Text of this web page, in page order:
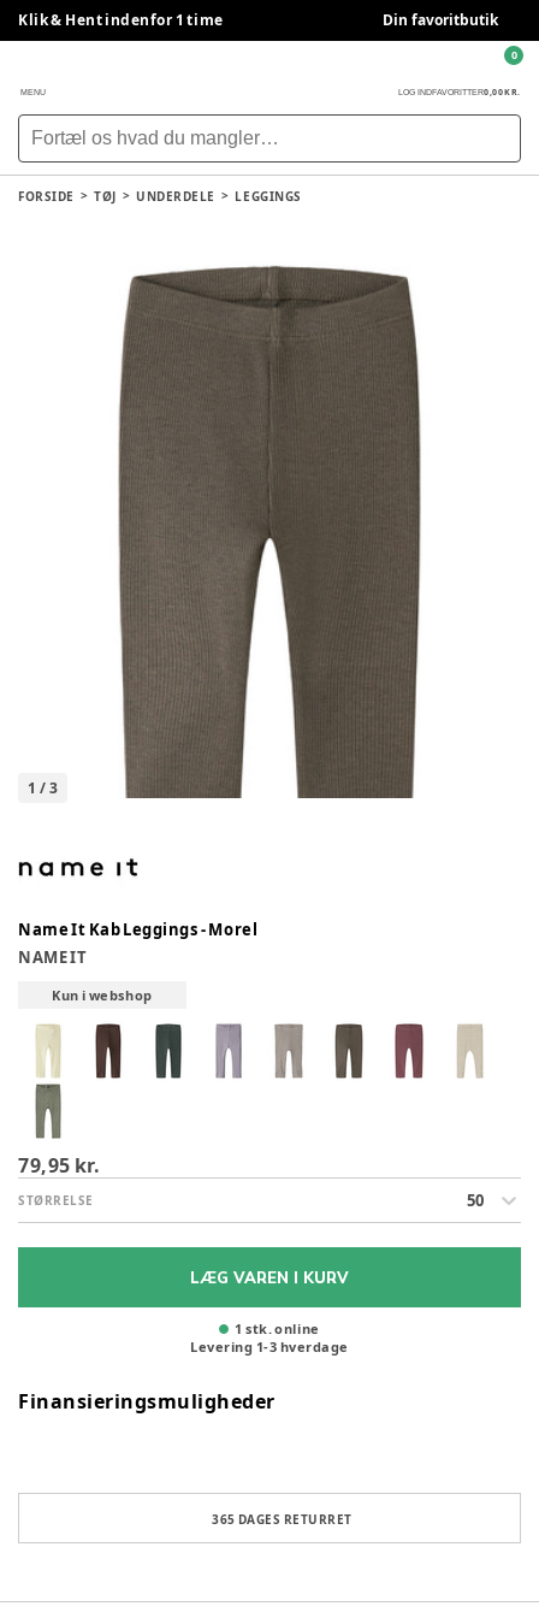
Klik & Hent indenfor 1 time Din favoritbutik
MENU LOG INDFAVORITTER0,00 KR.
0
FORSIDE TØJ UNDERDELE LEGGINGS
1 /3
Name It Kab Leggings - Morel
NAME IT
Kun i webshop
79,95 kr.
STØRRELSE 50
LÆG VAREN I KURV
1 stk. online
Levering 1-3 hverdage
Finansieringsmuligheder
365 DAGES RETURRET